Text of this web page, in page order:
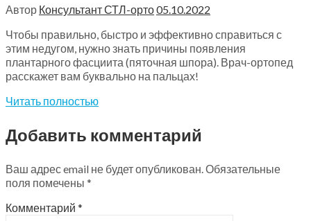
Автор Консультант СТЛ-орто05.10.2022
Чтобы правильно, быстро и эффективно справиться с
этим недугом, нужно знать причины появления
плантарного фасциита (пяточная шпора). Врач-ортопед
расскажет вам буквально на пальцах!
Читать полностью
Добавить комментарий
Ваш адрес email не будет опубликован. Обязательные
поля помечены *
Комментарий *